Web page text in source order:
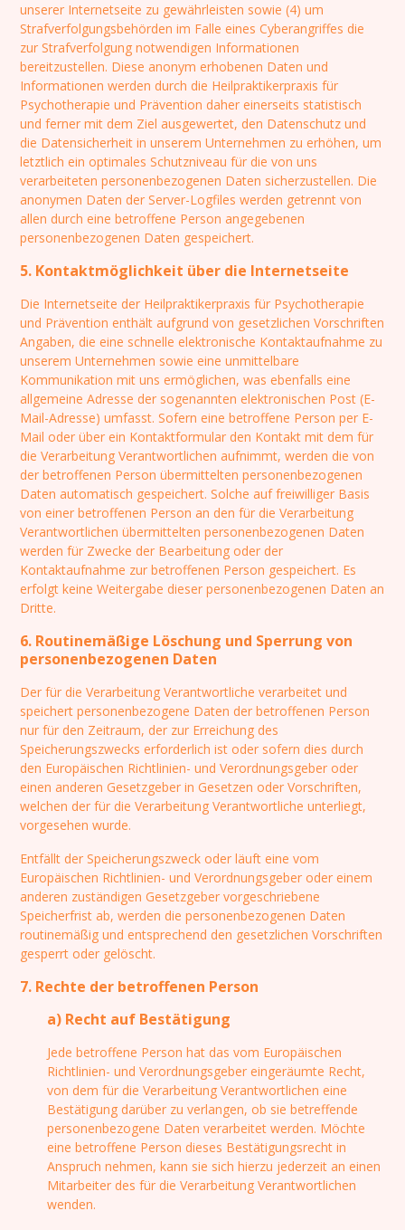
unserer Internetseite zu gewährleisten sowie (4) um
Strafverfolgungsbehörden im Falle eines Cyberangriffes die
zur Strafverfolgung notwendigen Informationen
bereitzustellen. Diese anonym erhobenen Daten und
Informationen werden durch die Heilpraktikerpraxis für
Psychotherapie und Prävention daher einerseits statistisch
und ferner mit dem Ziel ausgewertet, den Datenschutz und
die Datensicherheit in unserem Unternehmen zu erhöhen, um
letztlich ein optimales Schutzniveau für die von uns
verarbeiteten personenbezogenen Daten sicherzustellen. Die
anonymen Daten der Server-Logfiles werden getrennt von
allen durch eine betroffene Person angegebenen
personenbezogenen Daten gespeichert.
5. Kontaktmöglichkeit über die Internetseite
Die Internetseite der Heilpraktikerpraxis für Psychotherapie
und Prävention enthält aufgrund von gesetzlichen Vorschriften
Angaben, die eine schnelle elektronische Kontaktaufnahme zu
unserem Unternehmen sowie eine unmittelbare
Kommunikation mit uns ermöglichen, was ebenfalls eine
allgemeine Adresse der sogenannten elektronischen Post (E-
Mail-Adresse) umfasst. Sofern eine betroffene Person per E-
Mail oder über ein Kontaktformular den Kontakt mit dem für
die Verarbeitung Verantwortlichen aufnimmt, werden die von
der betroffenen Person übermittelten personenbezogenen
Daten automatisch gespeichert. Solche auf freiwilliger Basis
von einer betroffenen Person an den für die Verarbeitung
Verantwortlichen übermittelten personenbezogenen Daten
werden für Zwecke der Bearbeitung oder der
Kontaktaufnahme zur betroffenen Person gespeichert. Es
erfolgt keine Weitergabe dieser personenbezogenen Daten an
Dritte.
6. Routinemäßige Löschung und Sperrung von
personenbezogenen Daten
Der für die Verarbeitung Verantwortliche verarbeitet und
speichert personenbezogene Daten der betroffenen Person
nur für den Zeitraum, der zur Erreichung des
Speicherungszwecks erforderlich ist oder sofern dies durch
den Europäischen Richtlinien- und Verordnungsgeber oder
einen anderen Gesetzgeber in Gesetzen oder Vorschriften,
welchen der für die Verarbeitung Verantwortliche unterliegt,
vorgesehen wurde.
Entfällt der Speicherungszweck oder läuft eine vom
Europäischen Richtlinien- und Verordnungsgeber oder einem
anderen zuständigen Gesetzgeber vorgeschriebene
Speicherfrist ab, werden die personenbezogenen Daten
routinemäßig und entsprechend den gesetzlichen Vorschriften
gesperrt oder gelöscht.
7. Rechte der betroffenen Person
a) Recht auf Bestätigung
Jede betroffene Person hat das vom Europäischen
Richtlinien- und Verordnungsgeber eingeräumte Recht,
von dem für die Verarbeitung Verantwortlichen eine
Bestätigung darüber zu verlangen, ob sie betreffende
personenbezogene Daten verarbeitet werden. Möchte
eine betroffene Person dieses Bestätigungsrecht in
Anspruch nehmen, kann sie sich hierzu jederzeit an einen
Mitarbeiter des für die Verarbeitung Verantwortlichen
wenden.